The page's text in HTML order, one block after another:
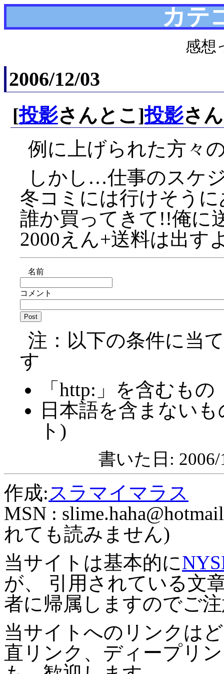
カテ
感想
2006/12/03
[投影さんとこ]投影さ
例に上げられた方々
しかし…仕事のスケ
冬コミには行けそう
誰か買ってきて!!俺に
2000えん+送料は出す
名前
コメント
注：以下の条件に当
す
「http:」を含むもの
日本語を含まない
ト)
書いた日:
作成:スラマイマラス
MSN :
れても読みません)
当サイトは基本的に
が、 引用されている文
者に帰属しますのでご
当サイトへのリンクは
直リンク、ディープリ